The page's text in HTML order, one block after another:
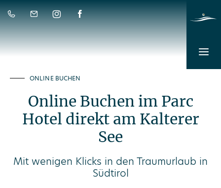
ONLINE BUCHEN
Online Buchen im Parc
Hotel direkt am Kalterer
See
Mit wenigen Klicks in den Traumurlaub in
Südtirol